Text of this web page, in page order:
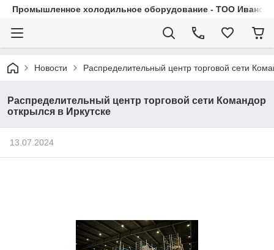
Промышленное холодильное оборудование - ТОО
Новости Распределительный центр торговой сети
Распределительный центр торговой сети Командор
открылся в Иркутске
13.07.2024